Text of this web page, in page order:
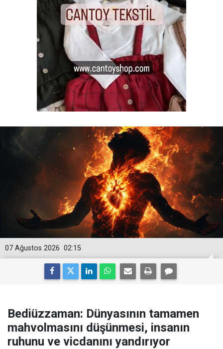
02:15
07 Ağustos 2026
Bediüzzaman: Dünyasının tamamen
mahvolmasını düşünmesi, insanın
ruhunu ve vicdanını yandırıyor